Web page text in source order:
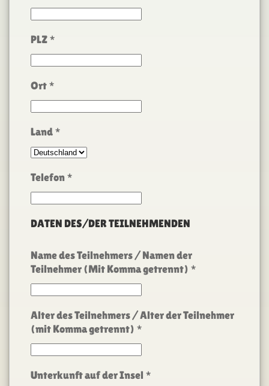
PLZ*
Ort*
Land*
Telefon*
DATEN DES/DER TEILNEHMENDEN
Name des Teilnehmers / Namen der
Teilnehmer (Mit Komma getrennt) *
Alter des Teilnehmers / Alter der Teilnehmer
(mit Komma getrennt) *
Unterkunft auf der Insel *